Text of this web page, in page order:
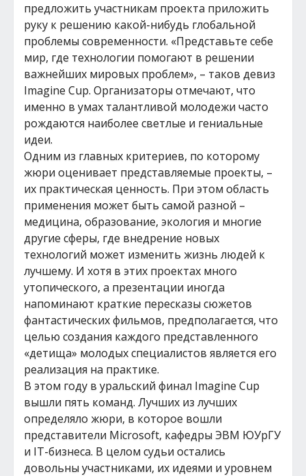
предложить участникам проекта приложить
руку к решению какой-нибудь глобальной
проблемы современности. «Представьте себе
мир, где технологии помогают в решении
важнейших мировых проблем», – таков девиз
Imagine Cup. Организаторы отмечают, что
именно в умах талантливой молодежи часто
рождаются наиболее светлые и гениальные
идеи.
Одним из главных критериев, по которому
жюри оценивает представляемые проекты, –
их практическая ценность. При этом область
применения может быть самой разной –
медицина, образование, экология и многие
другие сферы, где внедрение новых
технологий может изменить жизнь людей к
лучшему. И хотя в этих проектах много
утопического, а презентации иногда
напоминают краткие пересказы сюжетов
фантастических фильмов, предполагается, что
целью создания каждого представленного
«детища» молодых специалистов является его
реализация на практике.
В этом году в уральский финал Imagine Cup
вышли пять команд. Лучших из лучших
определяло жюри, в которое вошли
представители Microsoft, кафедры ЭВМ ЮУрГУ
и IT-бизнеса. В целом судьи остались
довольны участниками, их идеями и уровнем